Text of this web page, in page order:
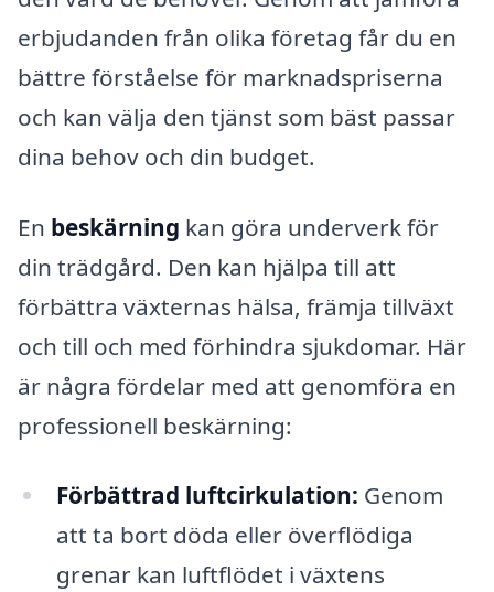
erbjudanden från olika företag får du en
bättre förståelse för marknadspriserna
och kan välja den tjänst som bäst passar
dina behov och din budget.
En beskärning kan göra underverk för
din trädgård. Den kan hjälpa till att
förbättra växternas hälsa, främja tillväxt
och till och med förhindra sjukdomar. Här
är några fördelar med att genomföra en
professionell beskärning:
Förbättrad luftcirkulation: Genom
att ta bort döda eller överflödiga
grenar kan luftflödet i växtens